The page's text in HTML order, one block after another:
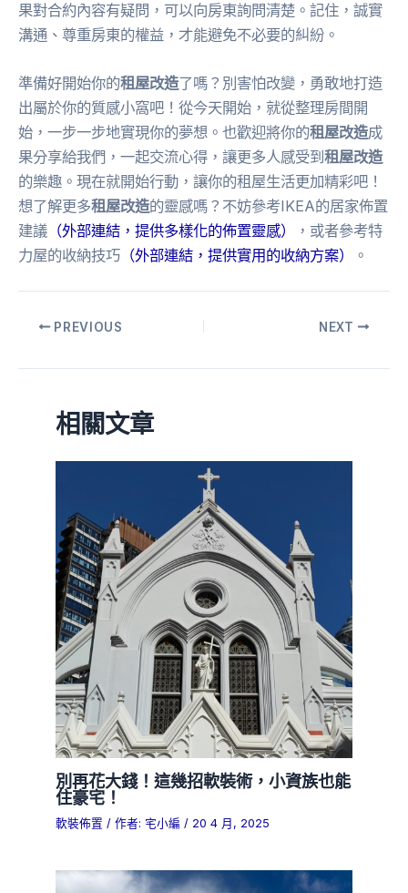
果對合約內容有疑問，可以向房東詢問清楚。記住，誠實
溝通、尊重房東的權益，才能避免不必要的糾紛。
準備好開始你的租屋改造了嗎？別害怕改變，勇敢地打造
出屬於你的質感小窩吧！從今天開始，就從整理房間開
始，一步一步地實現你的夢想。也歡迎將你的租屋改造成
果分享給我們，一起交流心得，讓更多人感受到 租屋改造
的樂趣。現在就開始行動，讓你的租屋生活更加精彩吧！
想了解更多租屋改造的靈感嗎？不妨參考IKEA的居家佈置
建議 （外部連結，提供多樣化的佈置靈感）
，或者參考特
力屋的收納技巧 （外部連結，提供實用的收納方案） 。
PREVIOUS NEXT
相關文章
別再花大錢！這幾招軟裝術，小資族也能
住豪宅！
軟裝佈置 / 作者: 宅小編/ 20 4 月, 2025